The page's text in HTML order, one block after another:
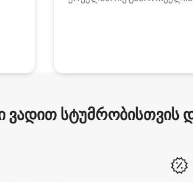
სტუმრობისთვის